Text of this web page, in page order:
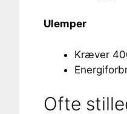
Ulemper
Kræver
Ofte